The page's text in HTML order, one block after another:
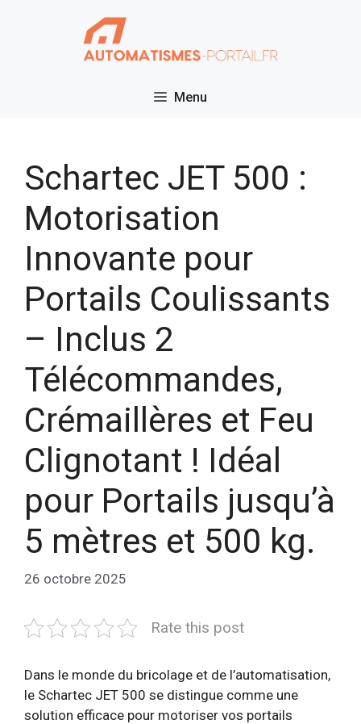
Menu
Schartec JET 500 :
Motorisation
Innovante pour
Portails Coulissants
– Inclus 2
Télécommandes,
Crémaillères et Feu
Clignotant ! Idéal
pour Portails jusqu’à
5 mètres et 500 kg.
26 octobre 2025
Rate this post
Dans le monde du bricolage et de l’automatisation,
le Schartec JET 500 se distingue comme une
solution efficace pour motoriser vos portails